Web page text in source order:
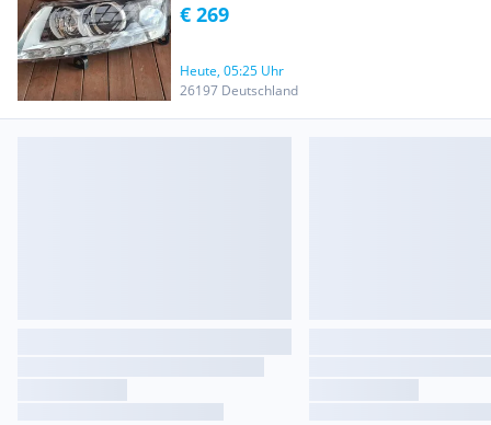
4F0941029ES
€ 269
Heute, 05:25 Uhr
26197 Deutschland